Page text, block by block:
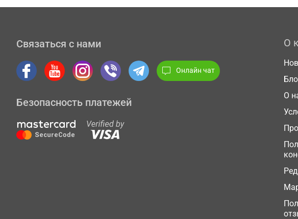
Связаться с нами
Онлайн чат
Безопасность платежей
О
О